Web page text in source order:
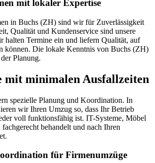
mit lokaler Expertise
in Buchs (ZH) sind wir für Zuverlässigkeit
Qualität und Kundenservice sind unsere
halten Termine ein und liefern Qualität, auf
können. Die lokale Kenntnis von Buchs (ZH)
Planung.
mit minimalen Ausfallzeiten
spezielle Planung und Koordination. In
wir Ihren Umzug so, dass Ihr Betrieb
voll funktionsfähig ist. IT-Systeme, Möbel
behandelt und nach Ihren
für Firmenumzüge